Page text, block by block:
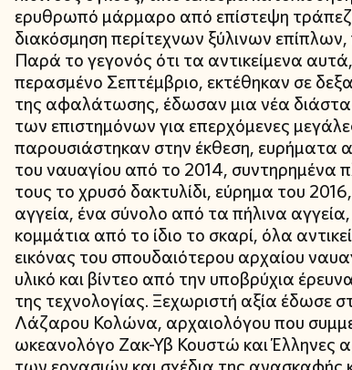
ερυθρωπό μάρμαρο από επίστεψη
διακόσμηση περίτεχνων ξύλινων
Παρά το γεγονός ότι τα αντικείμενα
περασμένο Σεπτέμβριο, εκτέθηκαν σε
της αφαλάτωσης, έδωσαν μια νέα
των επιστημόνων για επερχόμενες
παρουσιάστηκαν στην έκθεση, ευρήματα
του ναυαγίου από το 2014, συντηρημένα
τους το χρυσό δακτυλίδι, εύρημα του
αγγεία, ένα σύνολο από τα πήλινα
κομμάτια από το ίδιο το σκαρί, όλα
εικόνας του σπουδαιότερου αρχαίου
υλικό και βίντεο από την υποβρύχια
της τεχνολογίας. Ξεχωριστή αξία έδωσε
Λάζαρου Κολώνα, αρχαιολόγου που
ωκεανολόγο Ζακ-Υβ Κουστώ και Έλληνες